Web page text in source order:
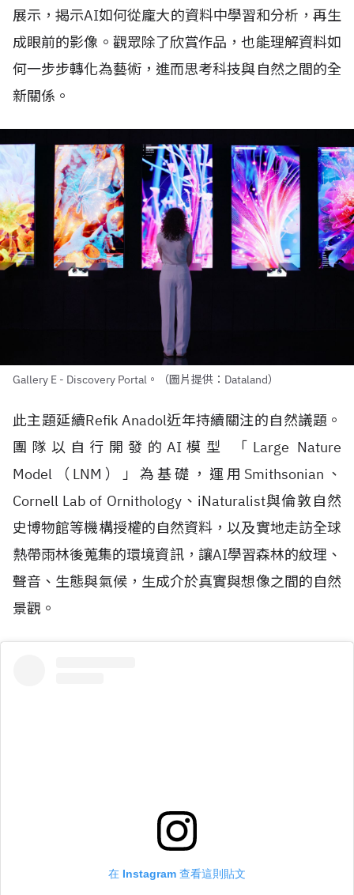
展示，揭示AI如何從龐大的資料中學習和分析，再生
成眼前的影像。觀眾除了欣賞作品，也能理解資料如
何一步步轉化為藝術，進而思考科技與自然之間的全
新關係。
Gallery E - Discovery Portal。（圖片提供：Dataland）
此主題延續Refik Anadol近年持續關注的自然議題。
團隊以自行開發的 AI模型 「 Large Nature
Model （ LNM ）」為基礎，運用 Smithsonian 、
Cornell Lab of Ornithology、 iNaturalist與倫敦自然
史博物館等機構授權的自然資料，以及實地走訪全球
熱帶雨林後蒐集的環境資訊，讓AI學習森林的紋理、
聲音、生態與氣候，生成介於真實與想像之間的自然
景觀。
在 Instagram 查看這則貼文